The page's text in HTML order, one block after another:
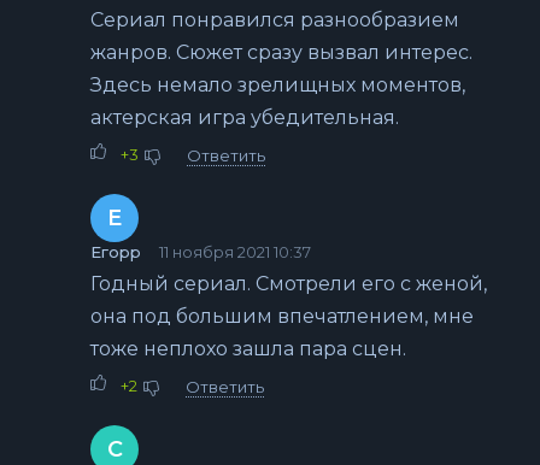
Сериал понравился разнообразием
жанров. Сюжет сразу вызвал интерес.
Здесь немало зрелищных моментов,
актерская игра убедительная.
+3 Ответить
Е
Егорр 11 ноября 2021 10:37
Годный сериал. Смотрели его с женой,
она под большим впечатлением, мне
тоже неплохо зашла пара сцен.
+2 Ответить
С